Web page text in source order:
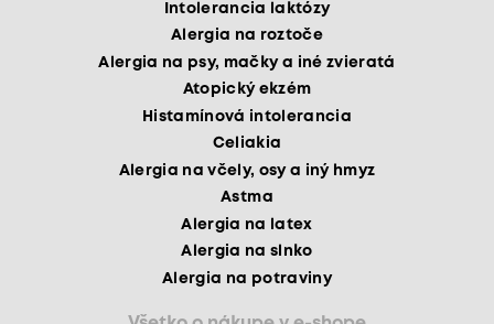
Intolerancia laktózy
Alergia na roztoče
Alergia na psy, mačky a iné zvieratá
Atopický ekzém
Histamínová intolerancia
Celiakia
Alergia na včely, osy a iný hmyz
Astma
Alergia na latex
Alergia na slnko
Alergia na potraviny